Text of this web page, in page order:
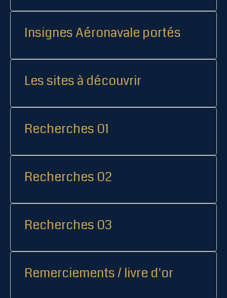
Insignes Aéronavale portés
Les sites à découvrir
Recherches 01
Recherches 02
Recherches 03
Remerciements / livre d'or